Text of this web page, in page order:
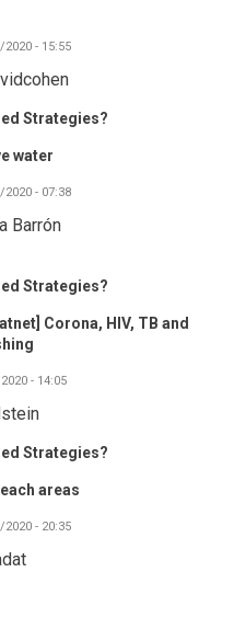
- 15:55
Strategies?
water
- 07:38
Barrón
Strategies?
Corona, HIV, TB and
- 14:05
Strategies?
areas
- 20:35